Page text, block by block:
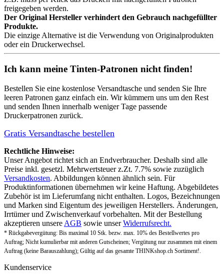
freigegeben werden.
Der Original Hersteller verhindert den Gebrauch nachgefüllter
Produkte.
Die einzige Alternative ist die Verwendung von Originalprodukten
oder ein Druckerwechsel.
Ich kann meine Tinten-Patronen nicht finden!
Bestellen Sie eine kostenlose Versandtasche und senden Sie Ihre
leeren Patronen ganz einfach ein. Wir kümmern uns um den Rest
und senden Ihnen innerhalb weniger Tage passende
Druckerpatronen zurück.
Gratis Versandtasche bestellen
Rechtliche Hinweise:
Unser Angebot richtet sich an Endverbraucher. Deshalb sind alle
Preise inkl. gesetzl. Mehrwertsteuer z.Zt. 7.7% sowie zuzüglich
Versandkosten. Abbildungen können ähnlich sein. Für
Produktinformationen übernehmen wir keine Haftung. Abgebildetes
Zubehör ist im Lieferumfang nicht enthalten. Logos, Bezeichnungen
und Marken sind Eigentum des jeweiligen Herstellers. Änderungen,
Irrtümer und Zwischenverkauf vorbehalten. Mit der Bestellung
akzeptieren unsere AGB sowie unserWiderrufsrecht.
* Rückgabevergütung: Bis maximal 10 Stk. bezw. max. 10% des Bestellwertes pro
Auftrag; Nicht kumulierbar mit anderen Gutscheinen; Vergütung nur zusammen mit einem
Auftrag (keine Barauszahlung); Gültig auf das gesamte THINKshop.ch Sortiment!.
Kundenservice